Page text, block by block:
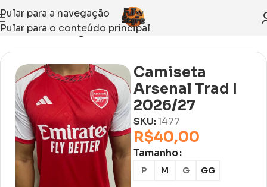
Pular para a navegação
Pular para o conteúdo principal
Início Sem categoria
Camiseta
Arsenal Trad I
2026/27
SKU:1477
R$40,00
Tamanho
P M G GG